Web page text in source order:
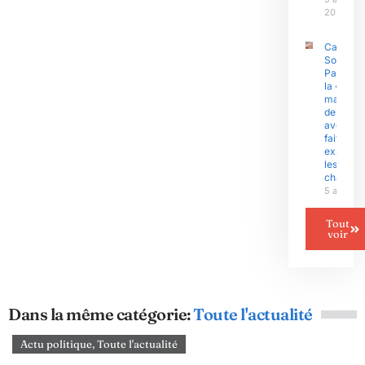
2026
Sous
Paul
la «
des
fait
exploser
les
5 août
Tout
voir
Dans la même catégorie:Toute l'actualité
Actu politique,Toute l'actualité